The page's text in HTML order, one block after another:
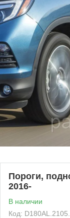
Пороги,
2016-
В наличии
Код: